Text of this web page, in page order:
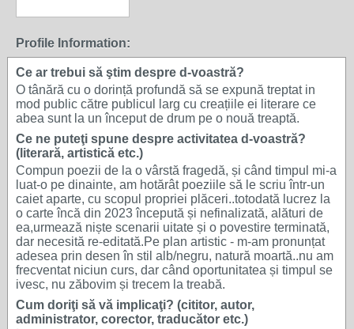
Profile Information:
Ce ar trebui să ştim despre d-voastră?
O tânără cu o dorință profundă să se expună treptat in
mod public către publicul larg cu creațiile ei literare ce
abea sunt la un început de drum pe o nouă treaptă.
Ce ne puteţi spune despre activitatea d-voastră?
(literară, artistică etc.)
Compun poezii de la o vârstă fragedă, și când timpul mi-a
luat-o pe dinainte, am hotărât poeziile să le scriu într-un
caiet aparte, cu scopul propriei plăceri..totodată lucrez la
o carte încă din 2023 începută și nefinalizată, alături de
ea,urmează niște scenarii uitate și o povestire terminată,
dar necesită re-editată.Pe plan artistic - m-am pronunțat
adesea prin desen în stil alb/negru, natură moartă..nu am
frecventat niciun curs, dar când oportunitatea și timpul se
ivesc, nu zăbovim și trecem la treabă.
Cum doriţi să vă implicaţi? (cititor, autor,
administrator, corector, traducător etc.)